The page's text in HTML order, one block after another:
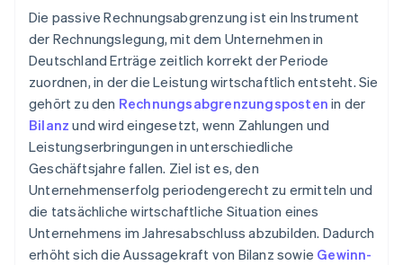
Die passive Rechnungsabgrenzung ist ein Instrument
der Rechnungslegung, mit dem Unternehmen in
Deutschland Erträge zeitlich korrekt der Periode
zuordnen, in der die Leistung wirtschaftlich entsteht. Sie
gehört zu den Rechnungsabgrenzungsposten in der
Bilanz und wird eingesetzt, wenn Zahlungen und
Leistungserbringungen in unterschiedliche
Geschäftsjahre fallen. Ziel ist es, den
Unternehmenserfolg periodengerecht zu ermitteln und
die tatsächliche wirtschaftliche Situation eines
Unternehmens im Jahresabschluss abzubilden. Dadurch
erhöht sich die Aussagekraft von Bilanz sowie Gewinn-